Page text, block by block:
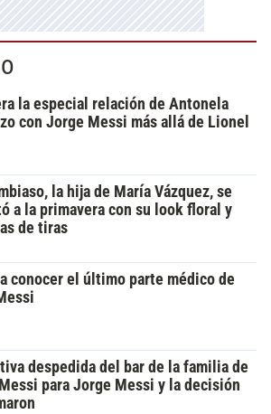
la especial relación de Antonela
con Jorge Messi más allá de Lionel
la hija de María Vázquez, se
a la primavera con su look floral y
de tiras
conocer el último parte médico de
despedida del bar de la familia de
para Jorge Messi y la decisión